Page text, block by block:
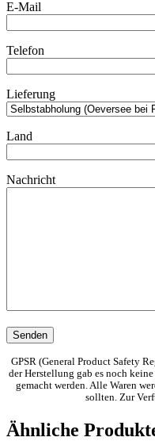
E-Mail
Telefon
Lieferung
Land
Nachricht
GPSR (General Product Safety
der Herstellung gab es noch
gemacht werden. Alle Waren
sollten. Zur
Ähnliche